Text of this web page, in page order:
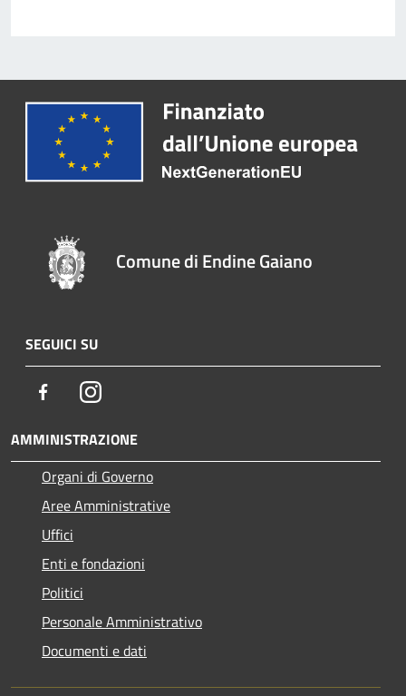
Comune di Endine Gaiano
SEGUICI SU
FacebookInstagram
AMMINISTRAZIONE
Organi di Governo
Aree Amministrative
Uffici
Enti e fondazioni
Politici
Personale Amministrativo
Documenti e dati